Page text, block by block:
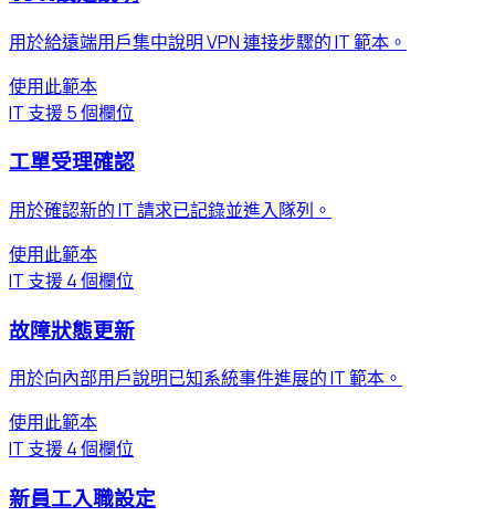
用於給遠端用戶集中說明 VPN 連接步驟的 IT 範本。
使用此範本
IT 支援5 個欄位
工單受理確認
用於確認新的 IT 請求已記錄並進入隊列。
使用此範本
IT 支援4 個欄位
故障狀態更新
用於向內部用戶說明已知系統事件進展的 IT 範本。
使用此範本
IT 支援4 個欄位
新員工入職設定